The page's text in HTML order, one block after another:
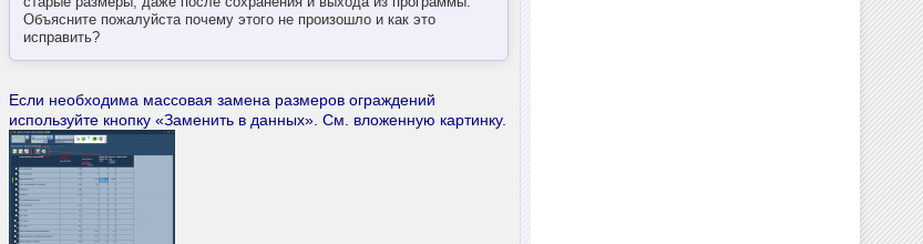
Объясните пожалуйста почему этого не произошло и как это
исправить?
Если необходима массовая замена размеров ограждений
используйте кнопку «Заменить в данных». См. вложенную картинку.